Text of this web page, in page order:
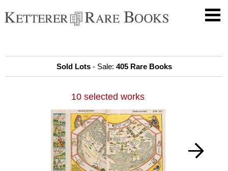
Sold Lots- Sale: 405 Rare Books
10 selected works